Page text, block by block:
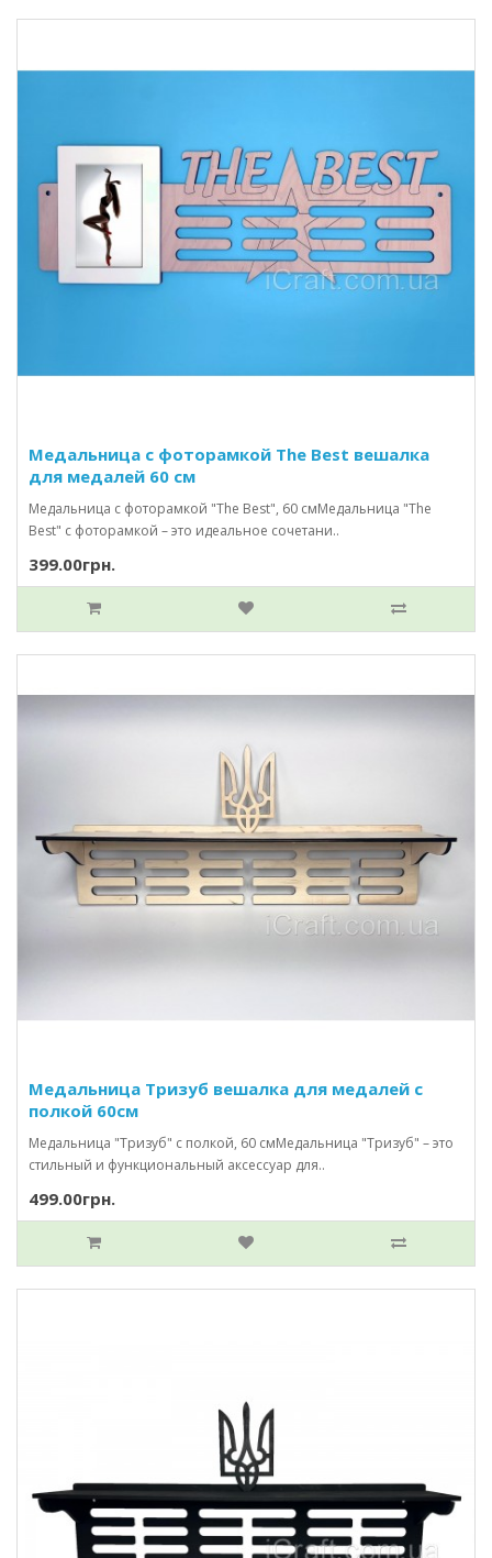
Медальница с фоторамкой The Best вешалка
для медалей 60 см
Медальница с фоторамкой "The Best", 60 смМедальница "The
Best" с фоторамкой – это идеальное сочетани..
399.00грн.
Медальница Тризуб вешалка для медалей с
полкой 60см
Медальница "Тризуб" с полкой, 60 смМедальница "Тризуб" – это
стильный и функциональный аксессуар для..
499.00грн.